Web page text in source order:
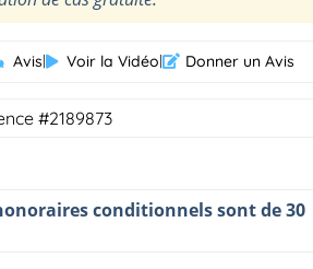
Avis| Voir la Vidéo| Donner un Avis
#2189873
conditionnels sont de 30